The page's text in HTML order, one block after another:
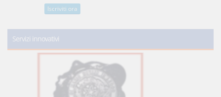
Iscriviti ora
Servizi innovativi